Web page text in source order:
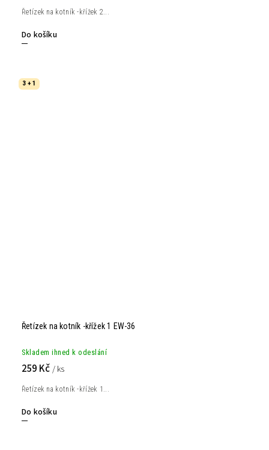
Do košíku
Řetízek na kotník -křížek 2...
3 + 1
Řetízek na kotník -křížek 1 EW-36
Skladem ihned k odeslání
259 Kč / ks
Do košíku
Řetízek na kotník -křížek 1...